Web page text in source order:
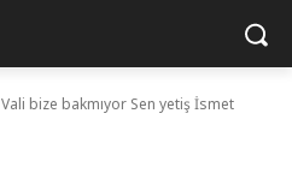
Vali bize bakmıyor Sen yetiş İsmet